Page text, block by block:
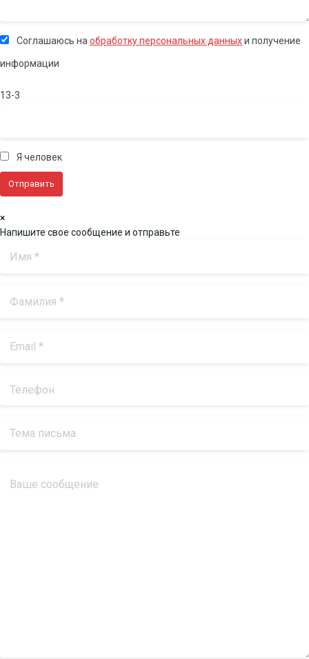
Соглашаюсь на обработку персональных данныхи получение
информации
13-3
Я человек
×
Напишите свое сообщение и отправьте